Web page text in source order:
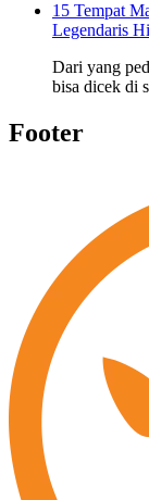
15 Tempat
Legendaris
Dari yang
bisa dicek di
Footer